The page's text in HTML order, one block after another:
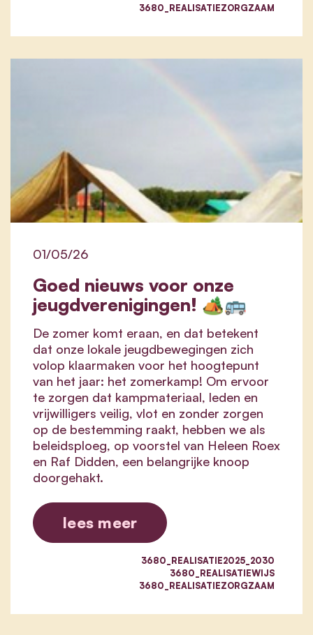
3680_REALISATIEZORGZAAM
Goed nieuws voor onze
jeugdverenigingen! 🏕️🚌
01/05/26
De zomer komt eraan, en dat betekent
dat onze lokale jeugdbewegingen zich
volop klaarmaken voor het hoogtepunt
van het jaar: het zomerkamp! Om ervoor
te zorgen dat kampmateriaal, leden en
vrijwilligers veilig, vlot en zonder zorgen
op de bestemming raakt, hebben we als
beleidsploeg, op voorstel van Heleen Roex
en Raf Didden, een belangrijke knoop
doorgehakt.
lees meer
3680_REALISATIE2025_2030
3680_REALISATIEWIJS
3680_REALISATIEZORGZAAM